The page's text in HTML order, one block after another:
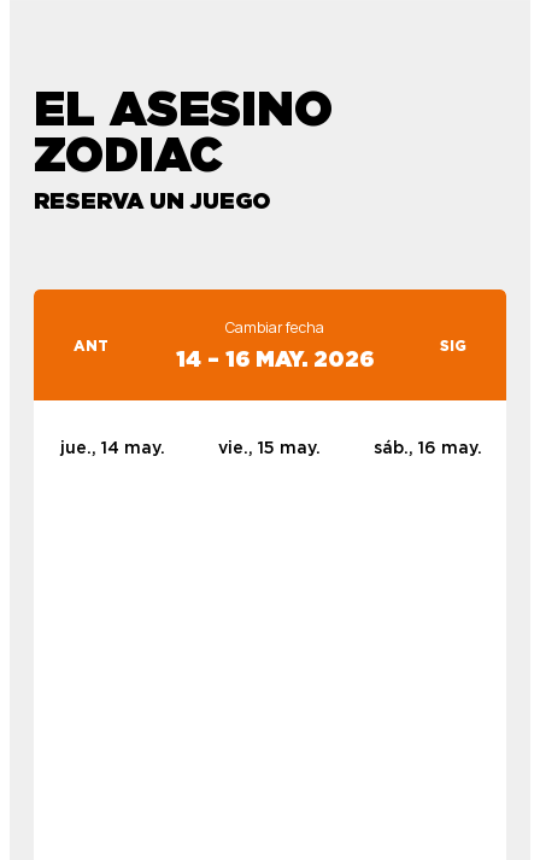
EL ASESINO
ZODIAC
RESERVA UN JUEGO
ANT
Cambiar fecha
14 – 16 MAY. 2026 SIG
jue., 14 may. vie., 15 may. sáb., 16 may.